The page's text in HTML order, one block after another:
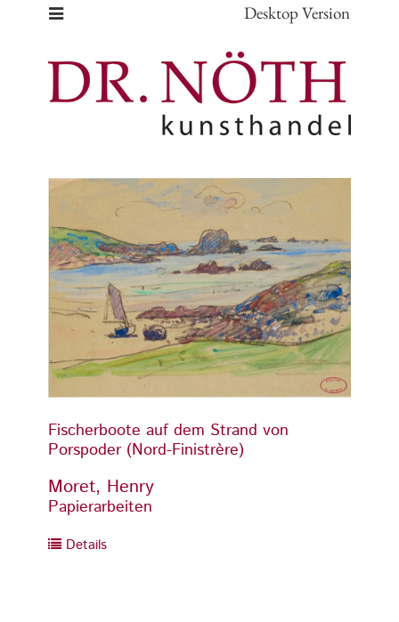
Desktop Version
Fischerboote auf dem Strand von
Porspoder (Nord-Finistrère)
Moret, Henry
Papierarbeiten
Details